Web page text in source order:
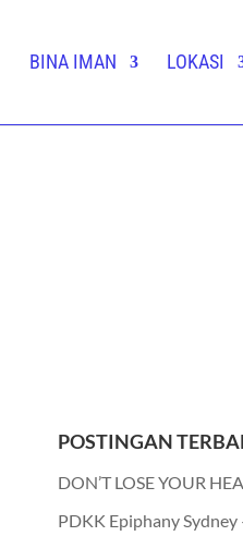
BINA IMAN LOKASI
POSTINGAN
DON’T LOSE YOUR
PDKK Epiphany